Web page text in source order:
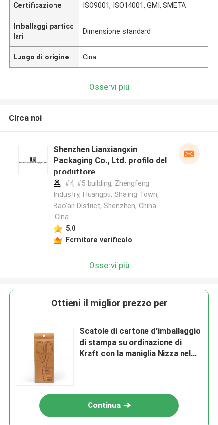
Certificazione ISO9001, ISO14001, GMI, SMETA
Imballaggi partico
lari
Dimensione standard
Luogo di origine Cina
Osservi più
Circa noi
Shenzhen Lianxiangxin
Packaging Co., Ltd. profilo del
produttore
#4, #5 building, Zhengfeng
Industry, Huangpu, Shajing Town,
Bao'an District, Shenzhen, China
,Cina
5.0
Fornitore verificato
Osservi più
Ottieni il miglior prezzo per
Scatole di cartone d'imballaggio
di stampa su ordinazione di
Kraft con la maniglia Nizza nel
Continua